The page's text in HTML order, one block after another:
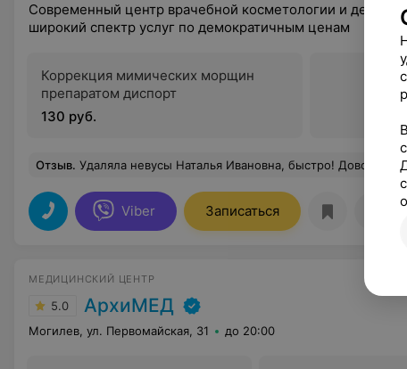
Современный центр врачебной косметологии и
широкий спектр услуг по демократичным ценам
Коррекция мимических морщин
препаратом диспорт
130 руб.
Отзыв. Удаляла невусы Наталья Ивановна, быстро! Довольна.
Viber Записаться
МЕДИЦИНСКИЙ ЦЕНТР
5.0 АрхиМЕД
Могилев, ул. Первомайская, 31 до 20:00